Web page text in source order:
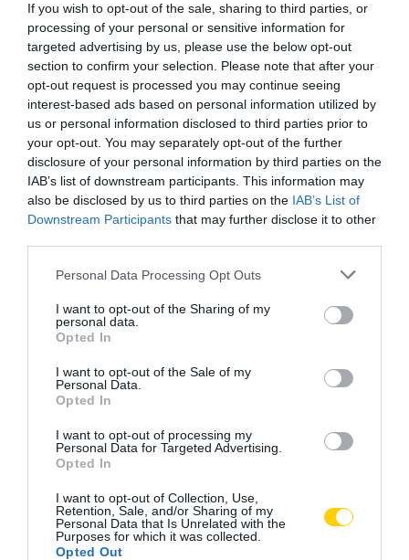
If you wish to opt-out of the sale, sharing to third parties, or
processing of your personal or sensitive information for
targeted advertising by us, please use the below opt-out
section to confirm your selection. Please note that after your
opt-out request is processed you may continue seeing
interest-based ads based on personal information utilized by
us or personal information disclosed to third parties prior to
your opt-out. You may separately opt-out of the further
disclosure of your personal information by third parties on the
IAB’s list of downstream participants. This information may
also be disclosed by us to third parties on the IAB’s List of
Downstream Participants that may further disclose it to other
Please note that this website/app uses one or more Google
not limited to your visit or usage behaviour. You may click to
grant or deny consent to Google and its third-party tags to
use your data for below specified purposes in below Google
consent section.
Personal Data Processing Opt Outs
I want to opt-out of the Sharing of my
personal data.
Opted In
I want to opt-out of the Sale of my
Personal Data.
Opted In
I want to opt-out of processing my
Personal Data for Targeted Advertising.
Opted In
I want to opt-out of Collection, Use,
Retention, Sale, and/or Sharing of my
Personal Data that Is Unrelated with the
Purposes for which it was collected.
Opted Out